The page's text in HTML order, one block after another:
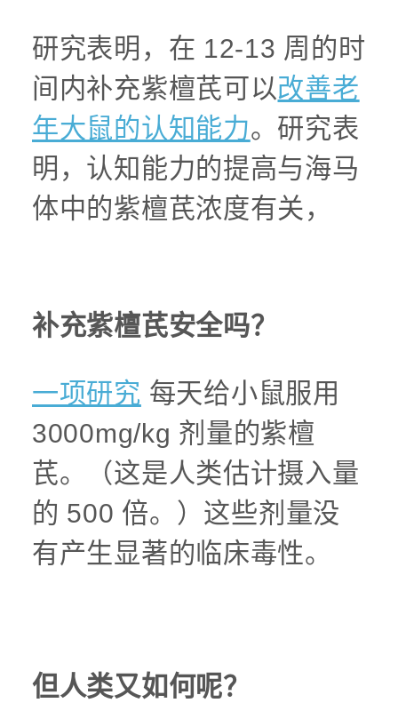
研究表明，在 12-13 周的时
间内补充紫檀芪可以改善老
年大鼠的认知能力。研究表
明，认知能力的提高与海马
体中的紫檀芪浓度有关，
补充紫檀芪安全吗？
一项研究 每天给小鼠服用
3000mg/kg 剂量的紫檀
芪。（这是人类估计摄入量
的 500 倍。）这些剂量没
有产生显著的临床毒性。
但人类又如何呢？